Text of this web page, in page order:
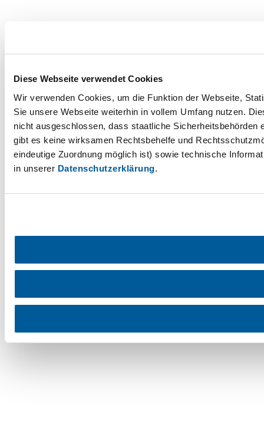
Diese Webseite verwendet Cookies
Wir verwenden Cookies, um die Funktion der Webseite,
Sie unsere Webseite weiterhin in vollem Umfang nutzen.
nicht ausgeschlossen, dass staatliche Sicherheitsbehörden
gibt es keine wirksamen Rechtsbehelfe und
eindeutige Zuordnung möglich ist) sowie technische
in unserer Datenschutzerklärung.